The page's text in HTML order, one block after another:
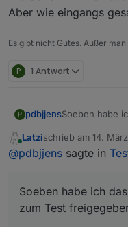
Aber wie eingangs
Es gibt nicht Gutes. Außer
P 1 Antwort
P pdbjjensSoeben habe
Entsprechend
geändert.
Dieses minor
complete" und
Online
Latzischrieb am 14.
zuletzt editiert von
@pdbjjens sagte in
Soeben habe ich
zum Test